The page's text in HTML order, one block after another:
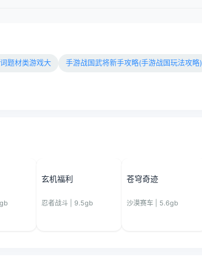
题材类游戏大 手游战国武将新手攻略(手游战国玩法攻略)
玄机福利
忍者战斗 | 9.5gb
苍穹奇迹
沙漠赛车 | 5.6gb